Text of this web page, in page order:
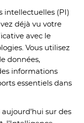
intellectuelles (PI)
déjà vu votre
avec le
Vous utilisez
données,
informations
essentiels dans
sur des